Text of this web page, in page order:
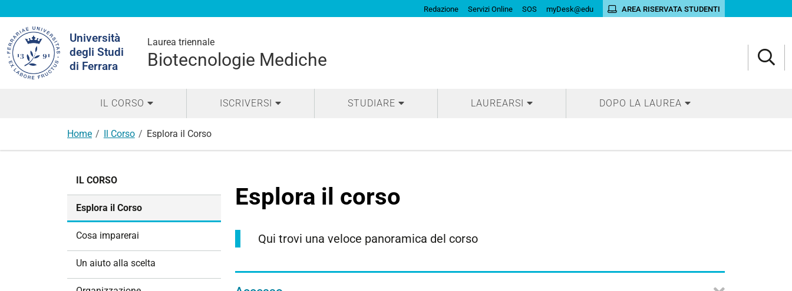
Redazione Servizi Online SOS myDesk@edu AREA RISERVATA STUDENTI
Università
degli Studi
di Ferrara
Laurea triennale
Biotecnologie Mediche
nel
sito
IL CORSO ISCRIVERSI STUDIARE LAUREARSI DOPO LA LAUREA
Home Il Corso Esplora il Corso
Esplora il corso
Qui trovi una veloce panoramica del corso
IL CORSO
Esplora il Corso
Cosa imparerai
Un aiuto alla scelta